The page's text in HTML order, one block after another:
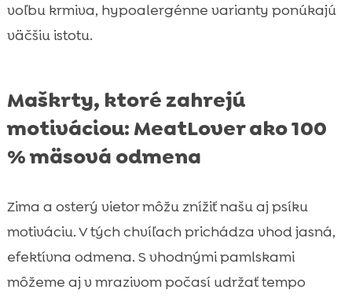
voľbu krmiva, hypoalergénne varianty ponúkajú
väčšiu istotu.
Maškrty, ktoré zahrejú
motiváciou: MeatLover ako 100
% mäsová odmena
Zima a osterý vietor môžu znížiť našu aj psíku
motiváciu. V tých chvíľach prichádza vhod jasná,
efektívna odmena. S vhodnými pamlskami
môžeme aj v mrazivom počasí udržať tempo